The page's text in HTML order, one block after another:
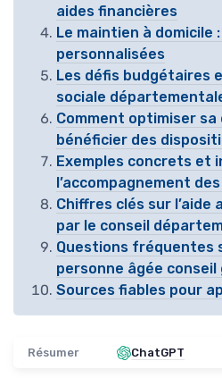
aides financières
Le maintien à
personnalisées
Les défis budgétaires
sociale
Comment optimiser sa
bénéficier des
Exemples concrets et
l’accompagnement
Chiffres clés sur l’aide
par le conseil
Questions fréquentes
personne âgée conseil
Sources fiables pour
Résumer ChatGPT